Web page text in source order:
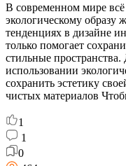
В современном мире
экологическому образу
тенденциях в дизайне
только помогает
стильные
использовании
сохранить эстетику
чистых материалов
1
1
0